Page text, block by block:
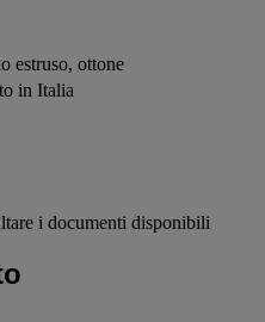
estruso, ottone
in Italia
i documenti disponibili